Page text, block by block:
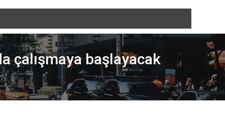
çalışmaya başlayacak